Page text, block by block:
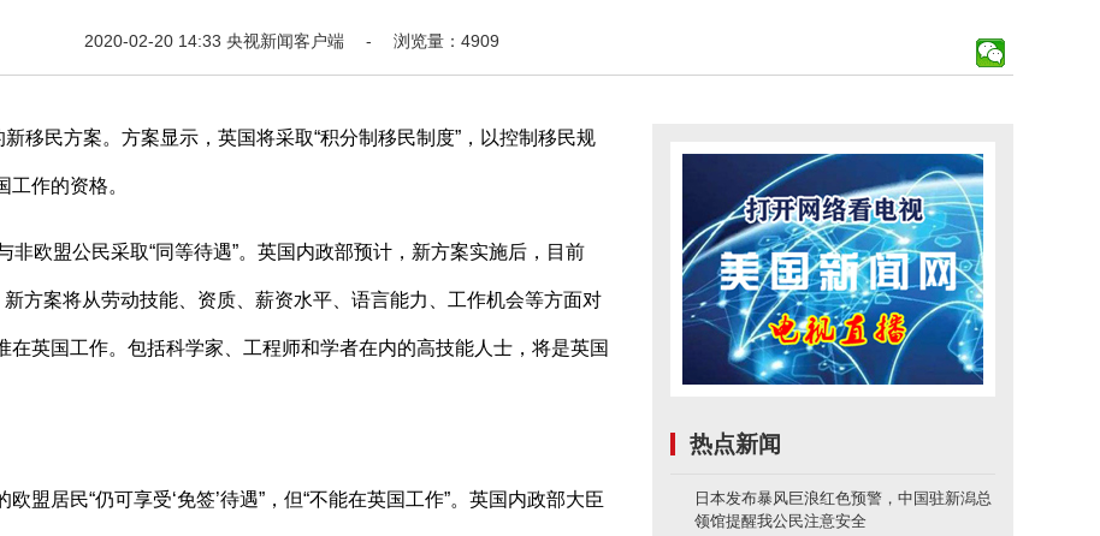
2020-02-20 14:33 央视新闻客户端 - 浏览量：4909
民方案。方案显示，英国将采取“积分制移民制度”，以控制移民规
作的资格。
盟公民采取“同等待遇”。英国内政部预计，新方案实施后，目前
方案将从劳动技能、资质、薪资水平、语言能力、工作机会等方面对
英国工作。包括科学家、工程师和学者在内的高技能人士，将是英国
居民“仍可享受‘免签’待遇”，但“不能在英国工作”。英国内政部大臣
热点新闻
日本发布暴风巨浪红色预警，中国驻新潟总
领馆提醒我公民注意安全